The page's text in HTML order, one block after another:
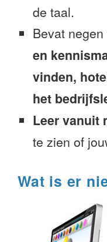
de taal.
Bevat
en
vinden,
het
Leer vanuit
te zien of
Wat is er